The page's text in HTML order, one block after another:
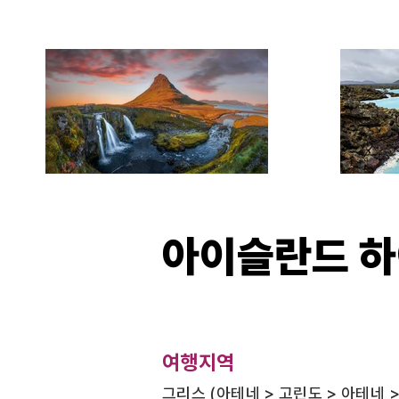
아이슬란드
​여행지역
그리스 (아테네 > 고린도 > 아테네